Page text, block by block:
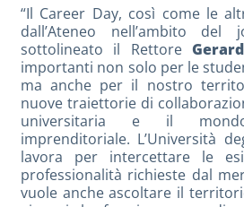
“Il Career Day, così come le
dall’Ateneo nell’ambito del
sottolineato il Rettore
importanti non solo per le
ma anche per il nostro
nuove traiettorie di
universitaria e il
imprenditoriale. L’Università
lavora per intercettare le
professionalità richieste dal
vuole anche ascoltare il